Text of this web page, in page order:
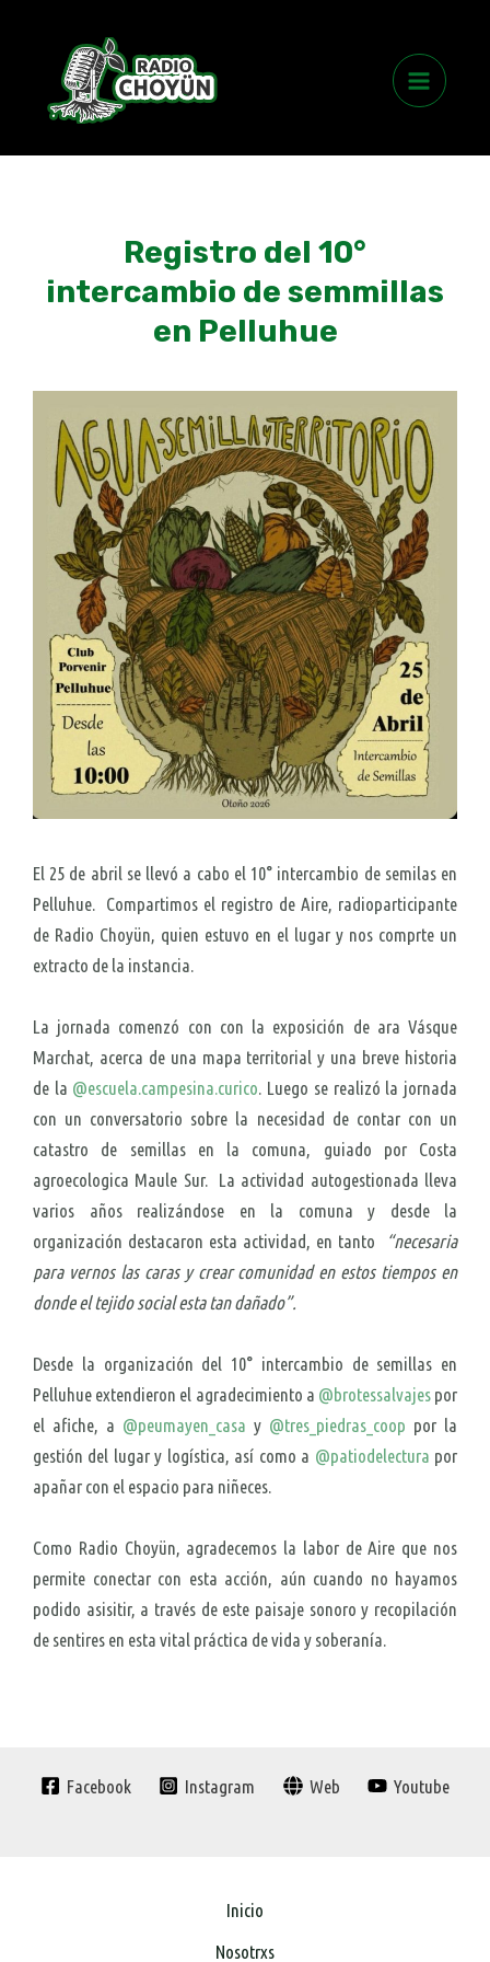
Menu
Registro del 10°
intercambio de semmillas
en Pelluhue
El 25 de abril se llevó a cabo el 10° intercambio de semilas en
Pelluhue. Compartimos el registro de Aire, radioparticipante
de Radio Choyün, quien estuvo en el lugar y nos comprte un
extracto de la instancia.
La jornada comenzó con con la exposición de ara Vásque
Marchat, acerca de una mapa territorial y una breve historia
de la @escuela.campesina.curico . Luego se realizó la jornada
con un conversatorio sobre la necesidad de contar con un
catastro de semillas en la comuna, guiado por Costa
agroecologica Maule Sur. La actividad autogestionada lleva
varios años realizándose en la comuna y desde la
organización destacaron esta actividad, en tanto
“necesaria
para vernos las caras y crear comunidad en estos tiempos en
donde el tejido social esta tan dañado”.
Desde la organización del 10° intercambio de semillas en
Pelluhue extendieron el agradecimiento a @brotessalvajespor
el afiche, a @peumayen_casa y @tres_piedras_coop por la
gestión del lugar y logística, así como a @patiodelectura por
apañar con el espacio para niñeces.
Como Radio Choyün, agradecemos la labor de Aire que nos
permite conectar con esta acción, aún cuando no hayamos
podido asisitir, a través de este paisaje sonoro y recopilación
de sentires en esta vital práctica de vida y soberanía.
Facebook Instagram Web Youtube
Inicio
Nosotrxs